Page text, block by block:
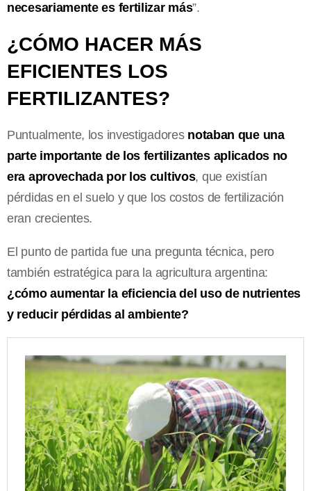
necesariamente es fertilizar más”.
¿CÓMO HACER MÁS
EFICIENTES LOS
FERTILIZANTES?
Puntualmente, los investigadores notaban que una
parte importante de los fertilizantes aplicados no
era aprovechada por los cultivos, que existían
pérdidas en el suelo y que los costos de fertilización
eran crecientes.
El punto de partida fue una pregunta técnica, pero
también estratégica para la agricultura argentina:
¿cómo aumentar la eficiencia del uso de nutrientes
y reducir pérdidas al ambiente?